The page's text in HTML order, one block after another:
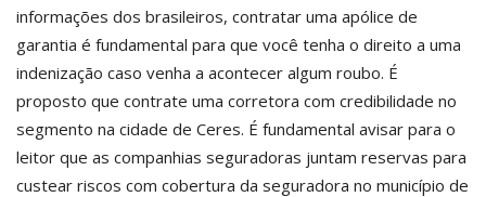
informações dos brasileiros, contratar uma apólice de
garantia é fundamental para que você tenha o direito a uma
indenização caso venha a acontecer algum roubo. É
proposto que contrate uma corretora com credibilidade no
segmento na cidade de Ceres. É fundamental avisar para o
leitor que as companhias seguradoras juntam reservas para
custear riscos com cobertura da seguradora no município de